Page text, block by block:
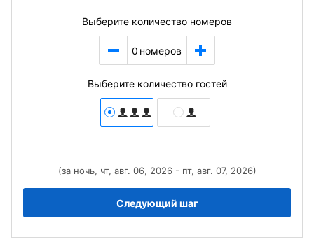
Выберите количество номеров
0 номеров
Выберите количество гостей
(за ночь, чт, авг. 06, 2026 - пт, авг. 07, 2026)
Следующий шаг